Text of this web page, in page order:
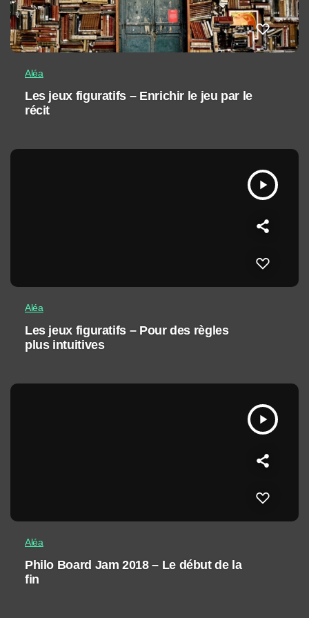
Aléa
Les jeux figuratifs – Enrichir le jeu par le
récit
play_arrow
Aléa
Les jeux figuratifs – Pour des règles
plus intuitives
play_arrow
Aléa
Philo Board Jam 2018 – Le début de la
fin